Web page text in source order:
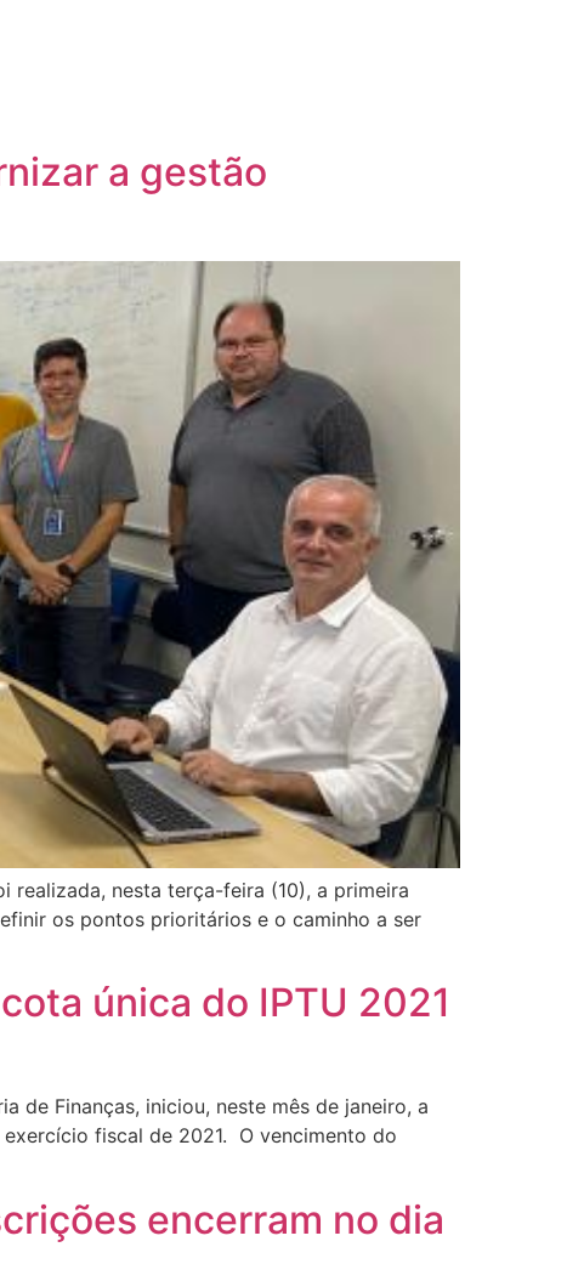
a gestão
realizada, nesta terça-feira (10), a primeira
os pontos prioritários e o caminho a ser
única do IPTU 2021
de Finanças, iniciou, neste mês de janeiro, a
fiscal de 2021. O vencimento do
encerram no dia